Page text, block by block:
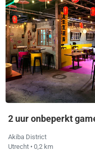
2 uur onbeperkt
Akiba District
Utrecht • 0,2 km